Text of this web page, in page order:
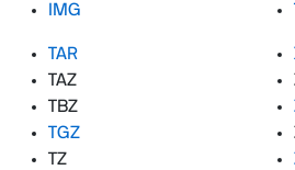
IMG
TAR
TAZ
TBZ
TGZ
TZ